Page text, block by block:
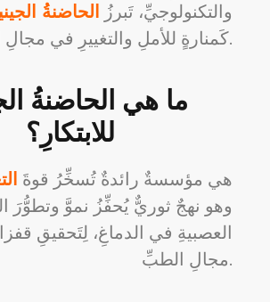
والتكنولوجيِّ، تَبرزُ
الحاضنةُ
كَمنارةٍ للأملِ والتغييرِ في مجالِ الطبِّ.
ما هي الحاضنةُ
للابتكارِ؟
هي مؤسسةٌ رائدةٌ تُسخِّرُ قوةَ
وهو نهجٌ ثوريٌّ يُحفِّزُ نموَّ وتطوُّرَ
العصبيةِ في الدماغِ، لِتَحقيقِ
مجالِ الطبِّ.